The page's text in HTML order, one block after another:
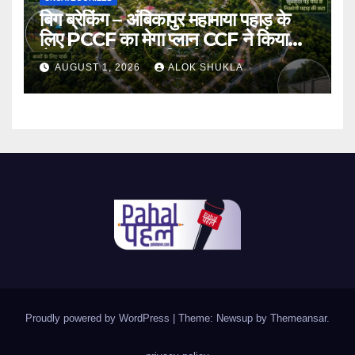
बिग ब्रेकिंग – अंबिकापुर महामाया पहाड़ के
लिए PCCF का मेगा प्लान CCF ने किया
तैयार।भारतीय संस्कृति की झलक वाला
नक्षत्र पार्क समेत योग पार्क,बच्चों का पार्क
समेत बहुत कुछ होंगे आकर्षण का केंद्र।
AUGUST 1, 2026 ALOK SHUKLA
Proudly powered by WordPress Theme: Newsup by Themeansar.